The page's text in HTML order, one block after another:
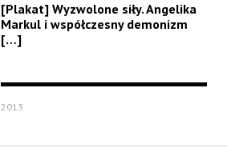
[Plakat] Wyzwolone siły. Angelika
Markul i współczesny demonizm
[…]
2013